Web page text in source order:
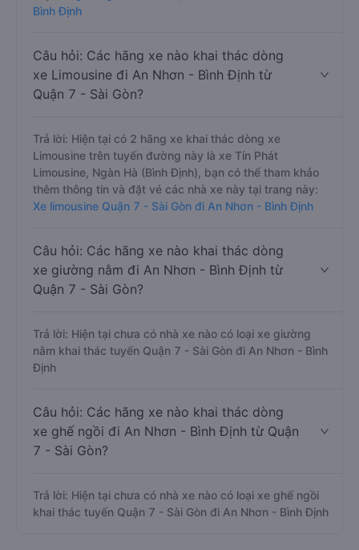
Bình Định
Câu hỏi: Các hãng xe nào khai thác dòng
xe Limousine đi An Nhơn - Bình Định từ
Quận 7 - Sài Gòn?
Trả lời: Hiện tại có 2 hãng xe khai thác dòng xe
Limousine trên tuyến đường này là xe Tín Phát
Limousine, Ngàn Hà (Bình Định), bạn có thể tham khảo
thêm thông tin và đặt vé các nhà xe này tại trang này:
Xe limousine Quận 7 - Sài Gòn đi An Nhơn - Bình Định
Câu hỏi: Các hãng xe nào khai thác dòng
xe giường nằm đi An Nhơn - Bình Định từ
Quận 7 - Sài Gòn?
Trả lời: Hiện tại chưa có nhà xe nào có loại xe giường
nằm khai thác tuyến Quận 7 - Sài Gòn đi An Nhơn - Bình
Định
Câu hỏi: Các hãng xe nào khai thác dòng
xe ghế ngồi đi An Nhơn - Bình Định từ Quận
7 - Sài Gòn?
Trả lời: Hiện tại chưa có nhà xe nào có loại xe ghế ngồi
khai thác tuyến Quận 7 - Sài Gòn đi An Nhơn - Bình Định